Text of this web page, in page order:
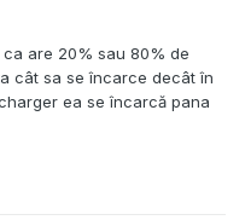
are 20% sau 80% de
cât sa se încarce decât în
ea se încarcă pana